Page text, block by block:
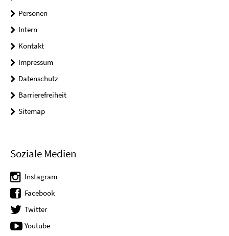
Personen
Intern
Kontakt
Impressum
Datenschutz
Barrierefreiheit
Sitemap
Soziale Medien
Instagram
Facebook
Twitter
Youtube